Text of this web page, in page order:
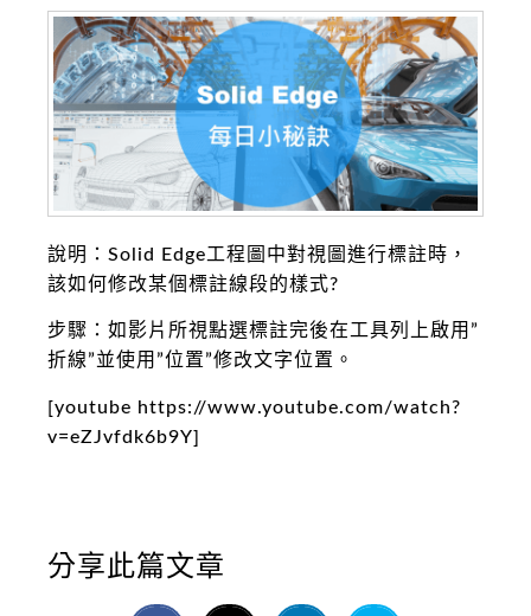
說明：Solid Edge工程圖中對視圖進行標註時，
該如何修改某個標註線段的樣式?
步驟：如影片所視點選標註完後在工具列上啟用”
折線”並使用”位置”修改文字位置。
[youtube https://www.youtube.com/watch?
v=eZJvfdk6b9Y]
分享此篇文章